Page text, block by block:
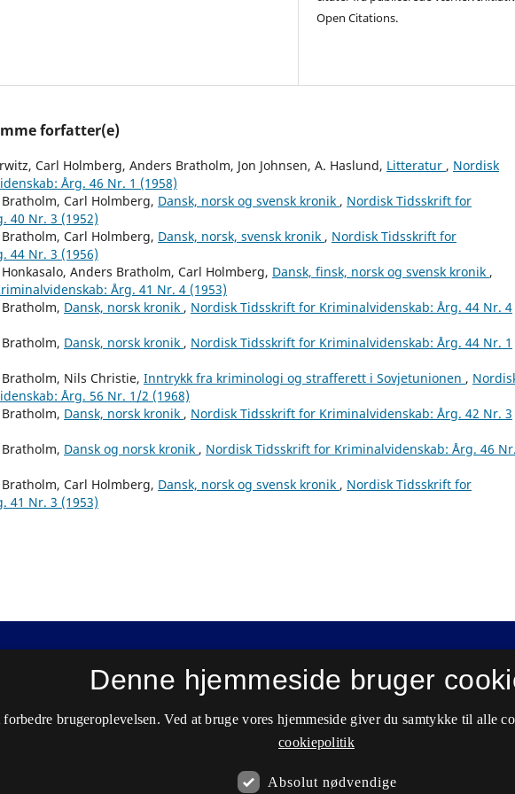
Open Citations.
forfatter(e)
Carl Holmberg, Anders Bratholm, Jon Johnsen, A. Haslund, Litteratur , Nordisk
Årg. 46 Nr. 1 (1958)
Carl Holmberg, Dansk, norsk og svensk kronik , Nordisk Tidsskrift for
40 Nr. 3 (1952)
Carl Holmberg, Dansk, norsk, svensk kronik , Nordisk Tidsskrift for
44 Nr. 3 (1956)
Anders Bratholm, Carl Holmberg, Dansk, finsk, norsk og svensk kronik ,
Årg. 41 Nr. 4 (1953)
Dansk, norsk kronik , Nordisk Tidsskrift for Kriminalvidenskab: Årg. 44 Nr. 4
Dansk, norsk kronik , Nordisk Tidsskrift for Kriminalvidenskab: Årg. 44 Nr. 1
Nils Christie, Inntrykk fra kriminologi og strafferett i Sovjetunionen ,
Årg. 56 Nr. 1/2 (1968)
Dansk, norsk kronik , Nordisk Tidsskrift for Kriminalvidenskab: Årg. 42 Nr. 3
Dansk og norsk kronik , Nordisk Tidsskrift for Kriminalvidenskab: Årg. 46
Carl Holmberg, Dansk, norsk og svensk kronik , Nordisk Tidsskrift for
41 Nr. 3 (1953)
Denne hjemmeside bruger
brugeroplevelsen. Ved at bruge vores hjemmeside giver du samtykke til alle
cookiepolitik
Absolut nødvendige